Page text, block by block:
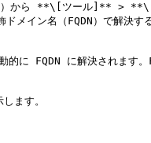
）から **\[ツール]** > **\[
イン名（FQDN）で解決す
に FQDN に解決されま
ます。